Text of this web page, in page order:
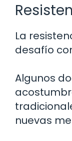
La
desafío
Algunos
nuevas